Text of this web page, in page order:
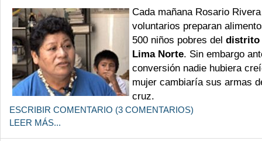
Cada mañana Rosario
voluntarios preparan
500 niños pobres del distrito
Lima Norte. Sin embargo
conversión nadie hubiera
mujer cambiaría sus armas
cruz.
ESCRIBIR COMENTARIO (3 COMENTARIOS)
LEER MÁS...